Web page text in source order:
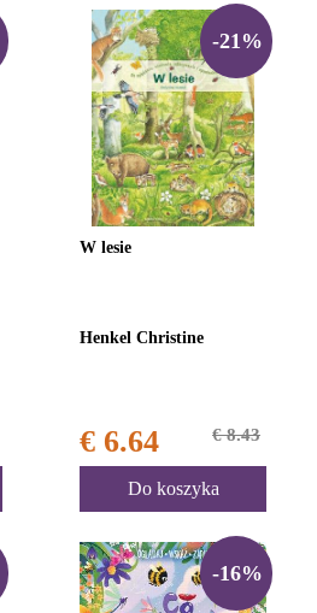
W lesie
Henkel Christine
€ 6.64 € 8.43
Do koszyka
-21%
-16%